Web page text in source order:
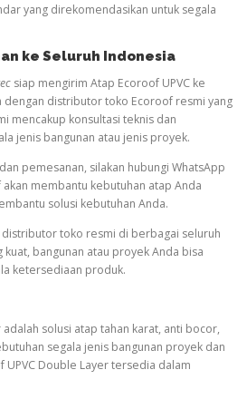
yang direkomendasikan untuk segala
ke Seluruh Indonesia
siap mengirim Atap Ecoroof UPVC ke
dengan distributor toko Ecoroof resmi yang
mencakup konsultasi teknis dan
jenis bangunan atau jenis proyek.
pemesanan, silakan hubungi WhatsApp
membantu kebutuhan atap Anda
solusi kebutuhan Anda.
toko resmi di berbagai seluruh
bangunan atau proyek Anda bisa
ketersediaan produk.
solusi atap tahan karat, anti bocor,
segala jenis bangunan proyek dan
UPVC Double Layer tersedia dalam